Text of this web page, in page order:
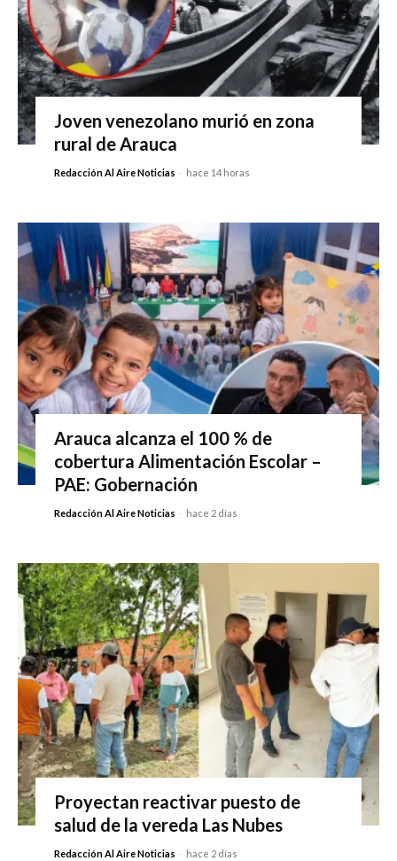
Joven venezolano murió en zona
rural de Arauca
Redacción Al Aire Noticias - hace 14 horas
Arauca alcanza el 100 % de
cobertura Alimentación Escolar –
PAE: Gobernación
Redacción Al Aire Noticias - hace 2 días
Proyectan reactivar puesto de
salud de la vereda Las Nubes
Redacción Al Aire Noticias - hace 2 días